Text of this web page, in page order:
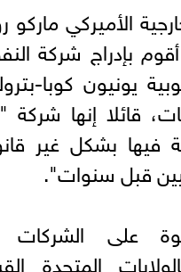
الأميركي
بإدراج شركة
يونيون كوبا-
قائلا إنها
فيها بشكل غير
قبل سنوات".
على الشركات
المتحدة